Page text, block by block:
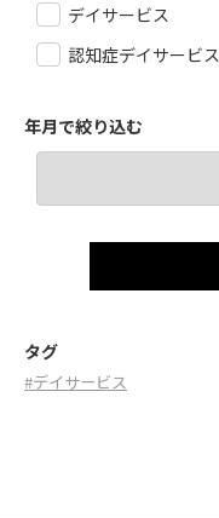
デイサービス
認知症デイサービス
年月で絞り込む
タグ
#デイサービス